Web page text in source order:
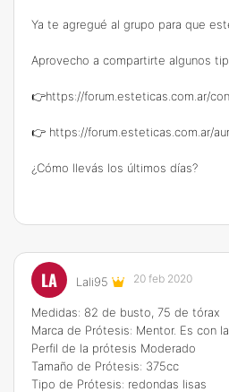
Ya te agregué al grupo para que
Aprovecho a compartirte algunos
👉https://forum.esteticas.com.ar/
👉 https://forum.esteticas.com.ar/
¿Cómo llevás los últimos días?
LA Lali95 20 feb 2020
Medidas: 82 de busto, 75 de tórax
Marca de Prótesis: Mentor. Es con
Perfil de la prótesis Moderado
Tamaño de Prótesis: 375cc
Tipo de Prótesis: redondas lisas